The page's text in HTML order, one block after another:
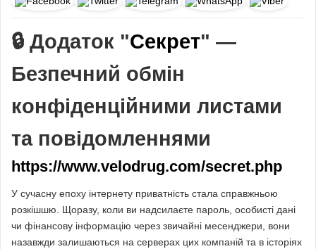
🔒 Додаток "Секрет" —
Безпечний обмін
конфіденційними листами
та повідомленнями
https://www.velodrug.com/secret.php
У сучасну епоху інтернету приватність стала справжньою
розкішшю. Щоразу, коли ви надсилаєте пароль, особисті дані
чи фінансову інформацію через звичайні месенджери, вони
назавжди залишаються на серверах цих компаній та в історіях